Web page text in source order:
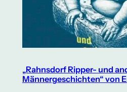
„Rahnsdorf Ripper- und
Männergeschichten“ von